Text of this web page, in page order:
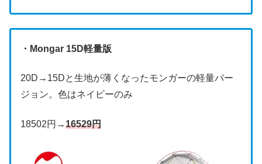
・Mongar 15D軽量版
20D→15Dと生地が薄くなったモンガーの軽量バー
ジョン。色はネイビーのみ
18502円→16529円